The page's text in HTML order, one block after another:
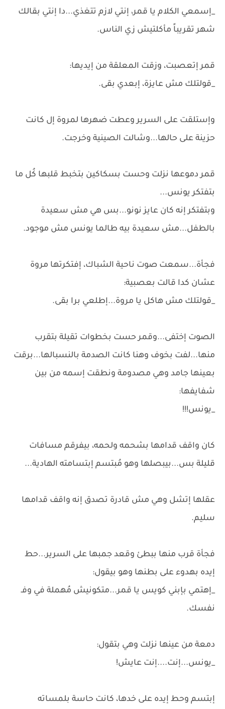
_إسمعي الكلام يا قمر، إنتي لازم تتغذي...دا إنتي بقالك
شهر تقريباً مأكلتيش زي الناس.
قمر إتعصبت، وزقت المعلقة من إيديها:
_قولتلك مش عايزة، إبعدي بقى.
وإستلقت على السرير وعطت ضهرها لمروة إل كانت
حزينة على حالها...وشالت الصينية وخرجت.
قمر دموعها نزلت وحست بسكاكين بتخبط قلبها كُل ما
بتفتكر يونس...
وبتفتكر إنه كان عايز نونو...بس هي مش سعيدة
بالطفل...مش سعيدة بيه طالما يونس مش موجود.
فجأة...سمعت صوت ناحية الشباك، إفتكرتها مروة
عشان كدا قالت بعصبية:
_قولتلك مش هاكل يا مروة...إطلعي برا بقى.
الصوت إختفى...وقمر حست بخطوات تقيلة بتقرب
منها...لفت بخوف وهنا كانت الصدمة بالنسبالها...برقت
بعينها جامد وهي مصدومة ونطقت إسمه من بين
شفايفها:
_يونس!!!
كان واقف قدامها بشحمه ولحمه، بيفرقم مسافات
قليلة بس...بيبصلها وهو مُبتسم إبتسامته الهادية...
عقلها إتشل وهي مش قادرة تصدق إنه واقف قدامها
سليم.
فجأة قرب منها ببطئ وقعد جمبها على السرير...حط
إيده بهدوء على بطنها وهو بيقول:
_إهتمي بإبني كويس يا قمر...متكونيش مُهملة في وفـ
نفسك.
دمعة من عينها نزلت وهي بتقول:
_يونس...إنت....إنت عايش!
إبتسم وحط إيده على خدها، كانت حاسة بلمساته